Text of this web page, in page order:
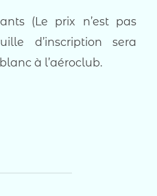
(Le prix n’est pas
d’inscription sera
à l’aéroclub.